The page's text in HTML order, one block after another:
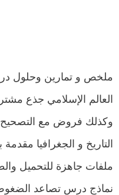
ملخص و تمارين وحلول
وكذلك فروض مع التصحيح
التاريخ و الجغرافيا
ملفات جاهزة للتحميل
نماذج درس تصاعد الضغوط